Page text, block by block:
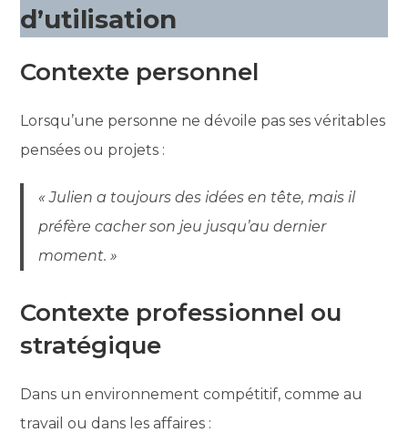
d’utilisation
Contexte personnel
Lorsqu’une personne ne dévoile pas ses véritables
pensées ou projets :
« Julien a toujours des idées en tête, mais il
préfère cacher son jeu jusqu’au dernier
moment. »
Contexte professionnel ou
stratégique
Dans un environnement compétitif, comme au
travail ou dans les affaires :